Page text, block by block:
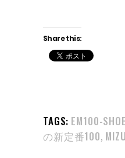
Share this:
TAGS: EM100-
の新定番100,